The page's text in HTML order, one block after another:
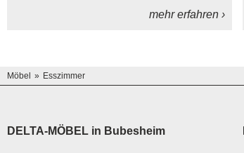
mehr erfahren ›
Möbel Esszimmer
DELTA-MÖBEL in Bubesheim